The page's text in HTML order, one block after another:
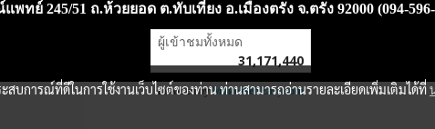
ทย์ 245/51 ถ.ห้วยยอด ต.ทับเที่ยง อ.เมืองตรัง จ.ตรัง 92000 (094-596-
ผู้เข้าชมวันนี้
Powered byMakeWebEasy.com
บการณ์ที่ดีในการใช้งานเว็บไซต์ของท่าน ท่านสามารถอ่านรายละเอียดเพิ่มเติมได้ที่